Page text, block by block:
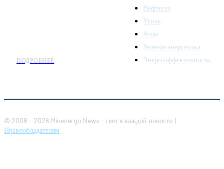
ПОДРОБНЕЕ
Нефтегаз
Уголь
Атом
Зеленая энергетика
Энергоэффективность
© 2008 - 2026 Minenergo News - свет в каждой новости |
Правообладателям